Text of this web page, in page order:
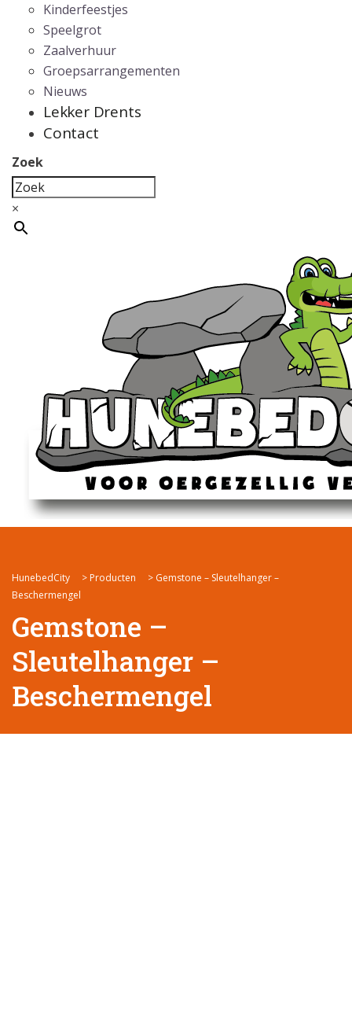
Kinderfeestjes
Speelgrot
Zaalverhuur
Groepsarrangementen
Nieuws
Lekker Drents
Contact
Zoek
×
HunebedCity > Producten > Gemstone – Sleutelhanger –
Beschermengel
Gemstone –
Sleutelhanger –
Beschermengel